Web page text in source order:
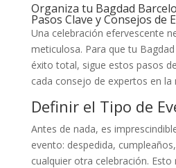
Organiza tu Bagdad
Pasos Clave y Consejos de
Una celebración efervescente
meticulosa. Para que tu
éxito total, sigue estos pasos
cada consejo de expertos en la
Definir el Tipo de
Antes de nada, es
evento: despedida,
cualquier otra celebración.